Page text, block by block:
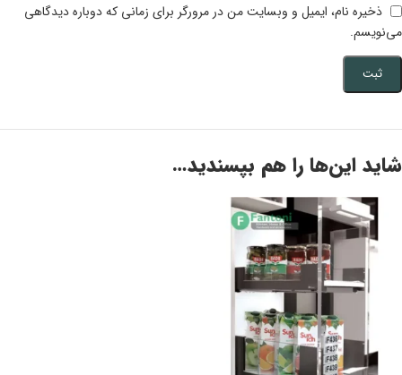
ذخیره نام، ایمیل و وبسایت من در مرورگر برای زمانی که دوباره دیدگاهی
می‌نویسم.
شاید این‌ها را هم بپسندید…